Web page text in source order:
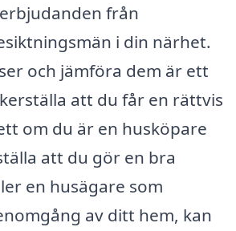
från
i din närhet.
och jämföra dem är ett
att du får en rättvis
om du är en husköpare
att du gör en bra
en husägare som
av ditt hem, kan